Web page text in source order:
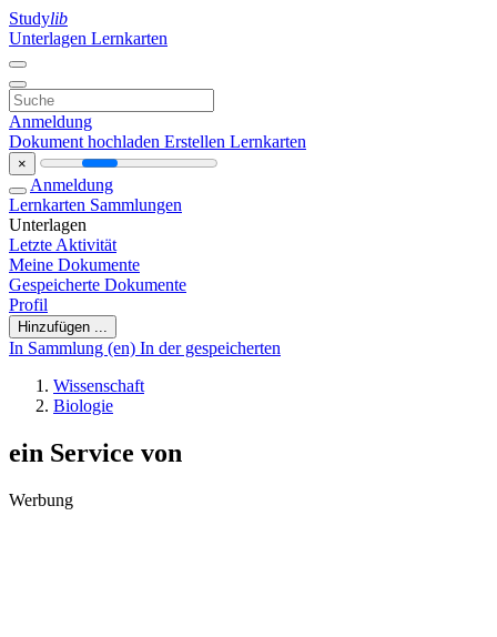
Studylib
Unterlagen Lernkarten
Anmeldung
Dokument hochladen Erstellen Lernkarten
×
Anmeldung
Lernkarten Sammlungen
Unterlagen
Letzte Aktivität
Meine Dokumente
Gespeicherte Dokumente
Profil
Hinzufügen ...
In Sammlung (en) In der gespeicherten
Wissenschaft
Biologie
ein Service von
Werbung